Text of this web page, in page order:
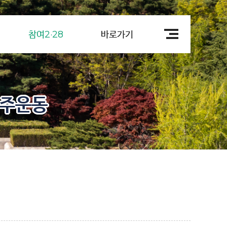
참여2·28 바로가기
운동